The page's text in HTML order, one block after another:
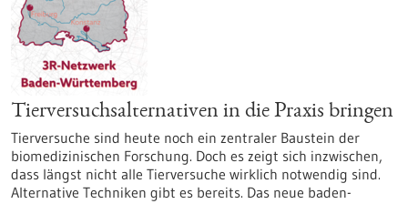
Tierversuchsalternativen in die Praxis bringen
Tierversuche sind heute noch ein zentraler Baustein der
biomedizinischen Forschung. Doch es zeigt sich inzwischen,
dass längst nicht alle Tierversuche wirklich notwendig sind.
Alternative Techniken gibt es bereits. Das neue baden-